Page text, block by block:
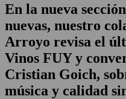
En la nueva
nuevas, nuestro
Arroyo revisa el
Vinos FUY y
Cristian Goich,
música y calidad